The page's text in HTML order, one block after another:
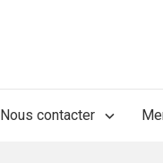
Nous contacter